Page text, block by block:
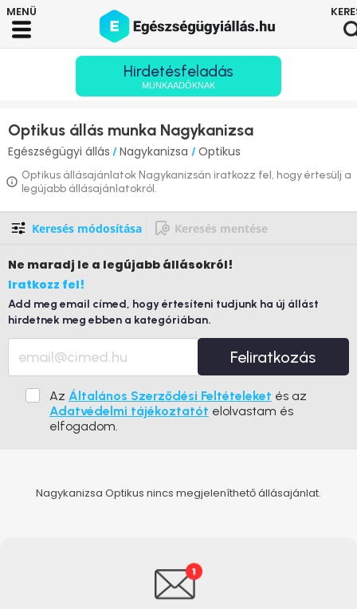
Hirdetésfeladás
MUNKAADÓKNAK
Optikus állás munka Nagykanizsa
Egészségügyi állás / Nagykanizsa / Optikus
Optikus állásajánlatok Nagykanizsán iratkozz fel, hogy értesülj a
legújabb állásajánlatokról.
Keresés módosítása Keresés mentése
Ne maradj le a legújabb állásokról!
Iratkozz fel!
Add meg email címed, hogy értesíteni tudjunk ha új állást
hirdetnek meg ebben a kategóriában.
Feliratkozás
Az Általános Szerződési Feltételeket és az
Adatvédelmi tájékoztatót elolvastam és
elfogadom.
Nagykanizsa Optikus nincs megjeleníthető állásajánlat.